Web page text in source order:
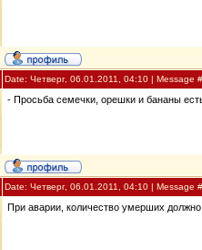
Date: Четверг, 06.01.2011, 04:10 | Message
- Просьба семечки, орешки и бананы
Date: Четверг, 06.01.2011, 04:10 | Message
При аварии, количество умерших